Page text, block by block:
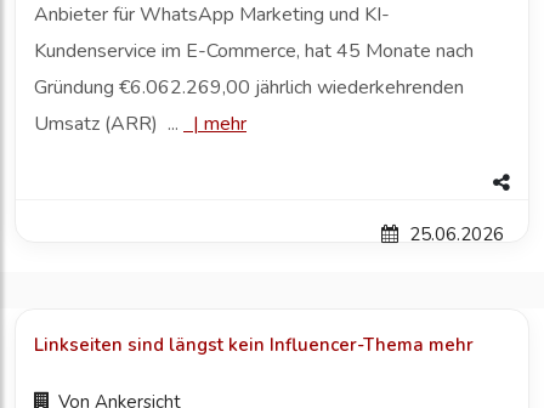
Anbieter für WhatsApp Marketing und KI-
Kundenservice im E-Commerce, hat 45 Monate nach
Gründung €6.062.269,00 jährlich wiederkehrenden
Umsatz (ARR) ...
| mehr
25.06.2026
Linkseiten sind längst kein Influencer-Thema mehr
Von Ankersicht